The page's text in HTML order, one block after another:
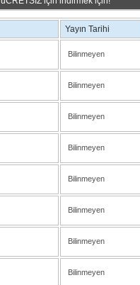
Yayın Tarihi
Bilinmeyen
Bilinmeyen
Bilinmeyen
Bilinmeyen
Bilinmeyen
Bilinmeyen
Bilinmeyen
Bilinmeyen